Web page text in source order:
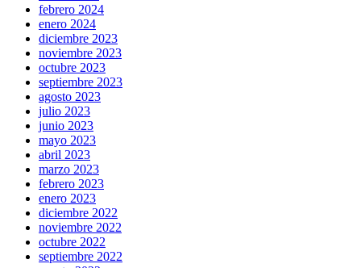
febrero 2024
enero 2024
diciembre 2023
noviembre 2023
octubre 2023
septiembre 2023
agosto 2023
julio 2023
junio 2023
mayo 2023
abril 2023
marzo 2023
febrero 2023
enero 2023
diciembre 2022
noviembre 2022
octubre 2022
septiembre 2022